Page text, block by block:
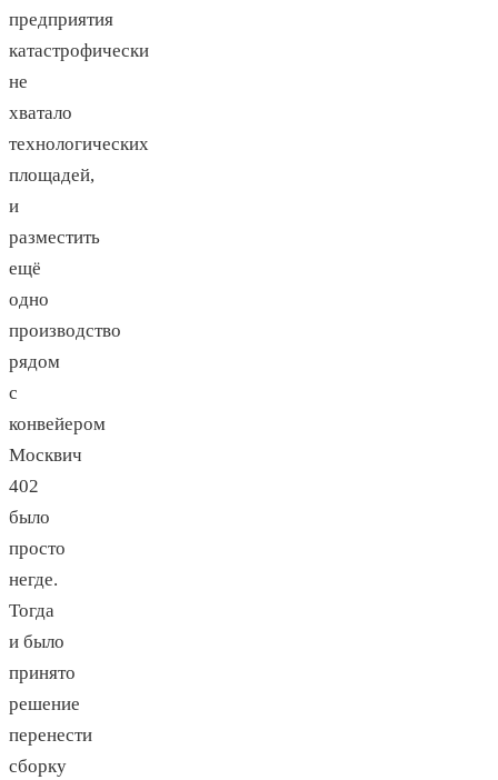
предприятия
катастрофически
не
хватало
технологических
площадей,
и
разместить
ещё
одно
производство
рядом
с
конвейером
Москвич
402
было
просто
негде.
Тогда
и было
принято
решение
перенести
сборку